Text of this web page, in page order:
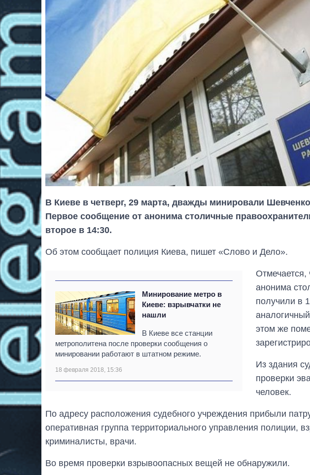
В Киеве в четверг, 29 марта, дважды минировали
Первое сообщение от анонима столичные
второе в 14:30.
Об этом сообщает полиция Киева, пишет «Слово и Дело».
Минирование метро в
Киеве: взрывчатки не
нашли
В Киеве все станции
метрополитена после проверки сообщения о
минировании работают в штатном режиме.
18 февраля 2018, 15:36
анонима
получили в
этом же
Из здания
проверки
человек.
По адресу расположения судебного учреждения прибыли
оперативная группа территориального управления полиции,
криминалисты, врачи.
Во время проверки взрывоопасных вещей не обнаружили.